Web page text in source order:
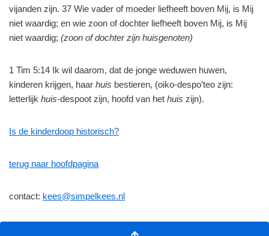
vijanden zijn. 37 Wie vader of moeder liefheeft boven Mij, is Mij
niet waardig; en wie zoon of dochter liefheeft boven Mij, is Mij
niet waardig; (zoon of dochter zijn huisgenoten)
1 Tim 5:14 Ik wil daarom, dat de jonge weduwen huwen,
kinderen krijgen, haar huis bestieren, (oiko-despo’teo zijn:
letterlijk huis-despoot zijn, hoofd van het huis zijn).
Is de kinderdoop historisch?
terug naar hoofdpagina
contact: kees@simpelkees.nl